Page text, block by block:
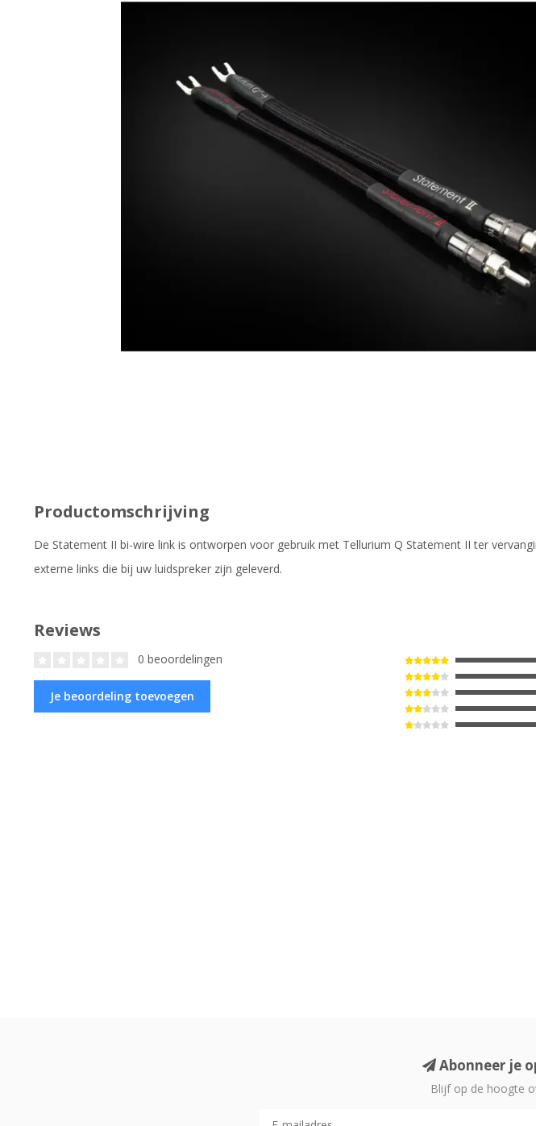
Productomschrijving
De Statement II bi-wire link is ontworpen voor gebruik met Tellurium Q Statement II ter
externe links die bij uw luidspreker zijn geleverd.
Reviews
0 beoordelingen
Je beoordeling toevoegen
Abonneer je
Blijf op de hoogte